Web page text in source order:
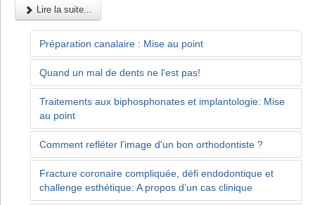
Lire la suite...
Préparation canalaire : Mise au point
Quand un mal de dents ne l'est pas!
Traitements aux biphosphonates et implantologie: Mise
au point
Comment refléter l'image d'un bon orthodontiste ?
Fracture coronaire compliquée, défi endodontique et
challenge esthétique: A propos d’un cas clinique